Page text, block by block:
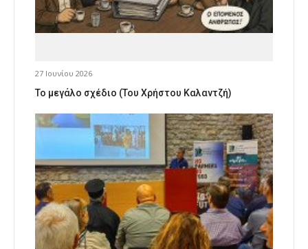
27 Ιουνίου 2026
Το μεγάλο σχέδιο (Του Χρήστου Καλαντζή)